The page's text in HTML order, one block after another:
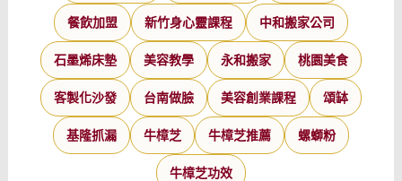
餐飲加盟 新竹身心靈課程 中和搬家公司
石墨烯床墊 美容教學 永和搬家 桃園美食
客製化沙發 台南做臉 美容創業課程 頌缽
基隆抓漏 牛樟芝 牛樟芝推薦 螺螄粉
牛樟芝功效